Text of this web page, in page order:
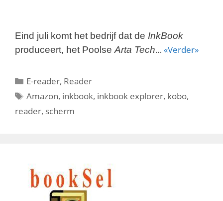
Eind juli komt het bedrijf dat de InkBook
produceert, het Poolse Arta Tech… «Verder»
Categorieën
E-reader, Reader
Tags
Amazon, inkbook, inkbook explorer, kobo,
reader, scherm